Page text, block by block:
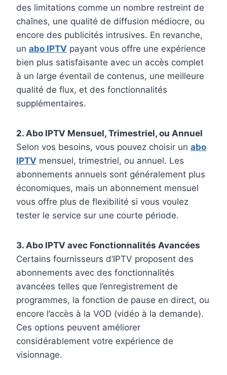
des limitations comme un nombre restreint de
chaînes, une qualité de diffusion médiocre, ou
encore des publicités intrusives. En revanche,
un abo IPTV payant vous offre une expérience
bien plus satisfaisante avec un accès complet
à un large éventail de contenus, une meilleure
qualité de flux, et des fonctionnalités
supplémentaires.
2. Abo IPTV Mensuel, Trimestriel, ou Annuel
Selon vos besoins, vous pouvez choisir un abo
IPTV mensuel, trimestriel, ou annuel. Les
abonnements annuels sont généralement plus
économiques, mais un abonnement mensuel
vous offre plus de flexibilité si vous voulez
tester le service sur une courte période.
3. Abo IPTV avec Fonctionnalités Avancées
Certains fournisseurs d’IPTV proposent des
abonnements avec des fonctionnalités
avancées telles que l’enregistrement de
programmes, la fonction de pause en direct, ou
encore l’accès à la VOD (vidéo à la demande).
Ces options peuvent améliorer
considérablement votre expérience de
visionnage.